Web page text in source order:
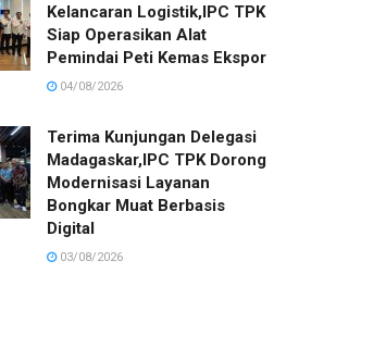
Kelancaran Logistik,IPC TPK
Siap Operasikan Alat
Pemindai Peti Kemas Ekspor
04/08/2026
Terima Kunjungan Delegasi
Madagaskar,IPC TPK Dorong
Modernisasi Layanan
Bongkar Muat Berbasis
Digital
03/08/2026